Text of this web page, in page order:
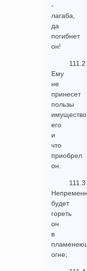
-
лагаба,
да
погибнет
он!
111.2
Ему
не
принесет
пользы
имущество
его
и
что
приобрел
он.
111.3
будет
гореть
он
в
огне;